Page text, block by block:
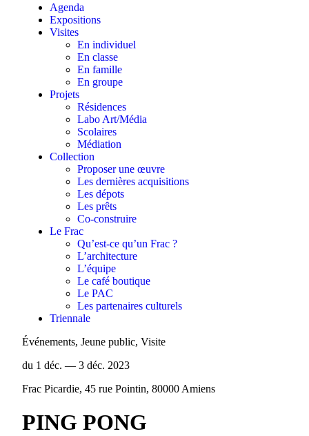
Agenda
Expositions
Visites
En individuel
En classe
En famille
En groupe
Projets
Résidences
Labo Art/Média
Scolaires
Médiation
Collection
Proposer une œuvre
Les dernières acquisitions
Les dépots
Les prêts
Co-construire
Le Frac
Qu’est-ce qu’un Frac ?
L’architecture
L’équipe
Le café boutique
Le PAC
Les partenaires culturels
Triennale
Événements, Jeune public, Visite
du 1 déc. — 3 déc. 2023
Frac Picardie, 45 rue Pointin, 80000 Amiens
PING PONG